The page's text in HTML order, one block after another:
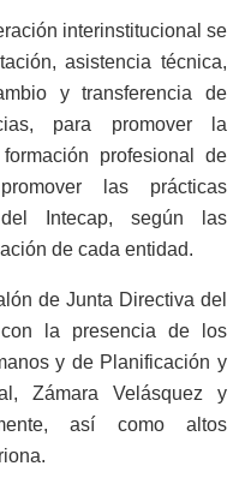
interinstitucional se
asistencia técnica,
y transferencia de
para promover la
profesional de
las prácticas
Intecap, según las
de cada entidad.
de Junta Directiva del
la presencia de los
y de Planificación y
Zámara Velásquez y
así como altos